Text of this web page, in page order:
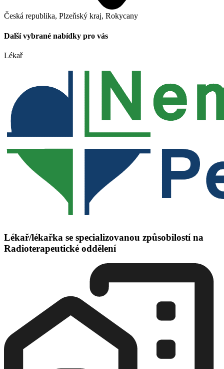
Česká republika, Plzeňský kraj, Rokycany
Další vybrané nabídky pro vás
Lékař
Lékař/lékařka se specializovanou způsobilostí na
Radioterapeutické oddělení